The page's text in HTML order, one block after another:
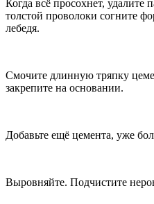
Когда всё просохнет, удалите
толстой проволоки согните
лебедя.
Смочите длинную тряпку
закрепите на основании.
Добавьте ещё цемента, уже
Выровняйте. Подчистите